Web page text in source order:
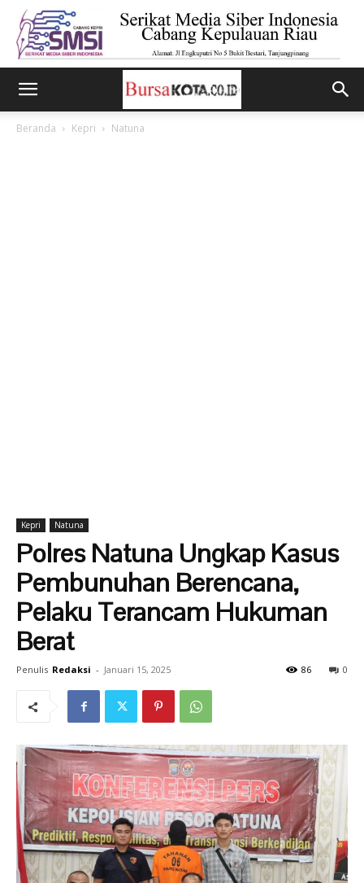
Beranda Kepri Natuna
Kepri Natuna
Polres Natuna Ungkap Kasus
Pembunuhan Berencana,
Pelaku Terancam Hukuman
Berat
Penulis Redaksi - Januari 15, 2025 0
86